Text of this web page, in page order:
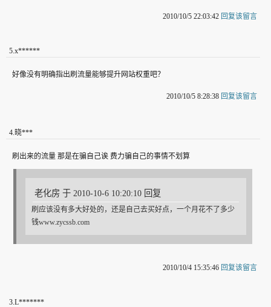
2010/10/5 22:03:42 回复该留言
5.x******
好像没有明确指出刷流量能够提升网站权重吧？
2010/10/5 8:28:38 回复该留言
4.晓***
刷出来的流量 那是在骗自己诶 费力骗自己的事情不划算
老化房 于 2010-10-6 10:20:10 回复
刷应该没有多大好处的，还是自己去买好点，一个月花不了多少
钱www.zycssb.com
2010/10/4 15:35:46 回复该留言
3.L*******